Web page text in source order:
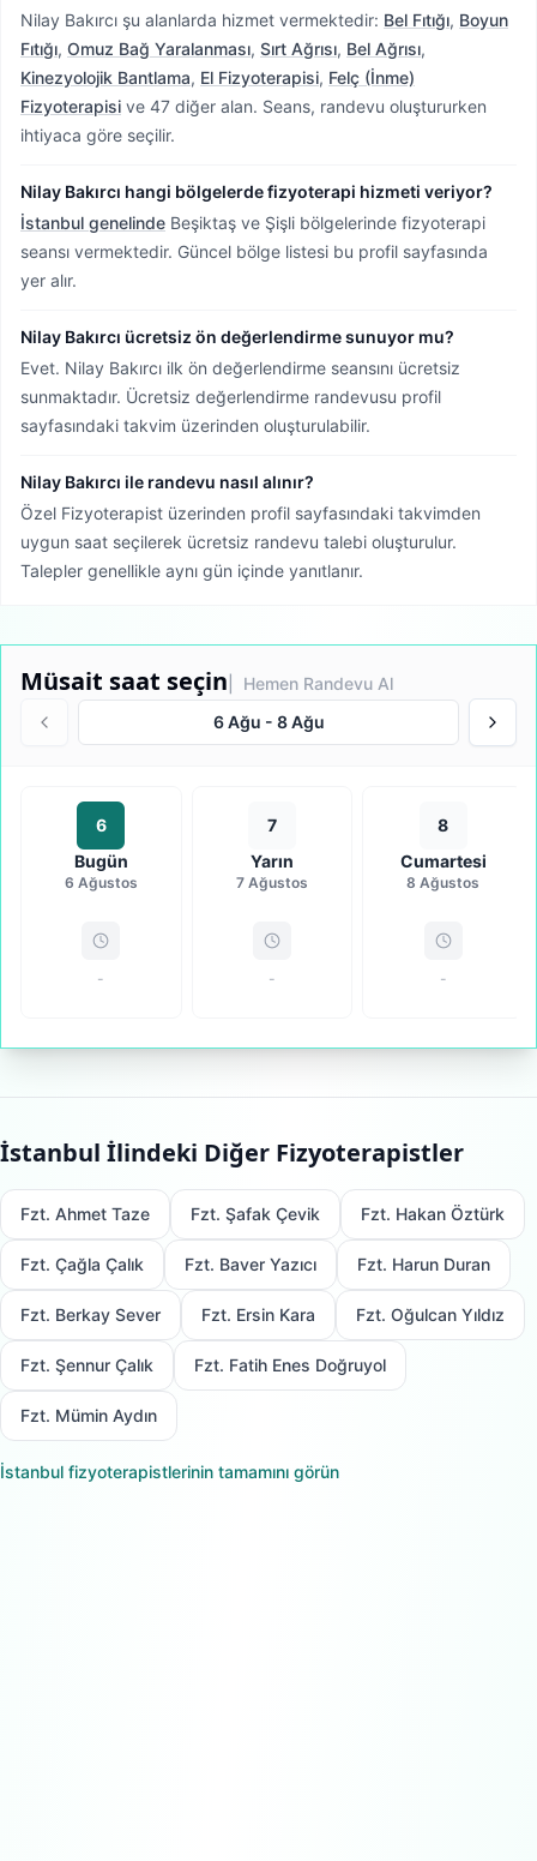
Nilay Bakırcı şu alanlarda hizmet vermektedir: Bel Fıtığı, Boyun
Fıtığı, Omuz Bağ Yaralanması, Sırt Ağrısı, Bel Ağrısı,
Kinezyolojik Bantlama, El Fizyoterapisi, Felç (İnme)
Fizyoterapisi ve 47 diğer alan. Seans, randevu oluştururken
ihtiyaca göre seçilir.
Nilay Bakırcı hangi bölgelerde fizyoterapi hizmeti veriyor?
İstanbul genelinde Beşiktaş ve Şişli bölgelerinde fizyoterapi
seansı vermektedir. Güncel bölge listesi bu profil sayfasında
yer alır.
Nilay Bakırcı ücretsiz ön değerlendirme sunuyor mu?
Evet. Nilay Bakırcı ilk ön değerlendirme seansını ücretsiz
sunmaktadır. Ücretsiz değerlendirme randevusu profil
sayfasındaki takvim üzerinden oluşturulabilir.
Nilay Bakırcı ile randevu nasıl alınır?
Özel Fizyoterapist üzerinden profil sayfasındaki takvimden
uygun saat seçilerek ücretsiz randevu talebi oluşturulur.
Talepler genellikle aynı gün içinde yanıtlanır.
Müsait saat seçin | Hemen Randevu Al
6 Ağu - 8 Ağu
6
Bugün
6 Ağustos
-
7
Yarın
7 Ağustos
-
8
Cumartesi
8 Ağustos
-
İstanbul İlindeki Diğer Fizyoterapistler
Fzt. Ahmet Taze Fzt. Şafak Çevik Fzt. Hakan Öztürk
Fzt. Çağla Çalık Fzt. Baver Yazıcı Fzt. Harun Duran
Fzt. Berkay Sever Fzt. Ersin Kara Fzt. Oğulcan Yıldız
Fzt. Şennur Çalık Fzt. Fatih Enes Doğruyol
Fzt. Mümin Aydın
İstanbul fizyoterapistlerinin tamamını görün